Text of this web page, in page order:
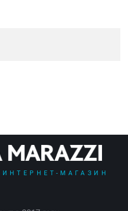
МАГАЗИН